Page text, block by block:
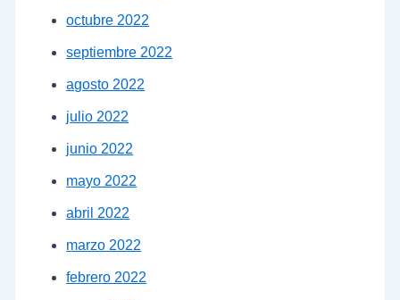
octubre 2022
septiembre 2022
agosto 2022
julio 2022
junio 2022
mayo 2022
abril 2022
marzo 2022
febrero 2022